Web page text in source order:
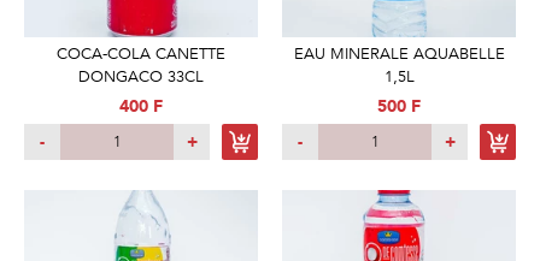
COCA-COLA CANETTE
DONGACO 33CL
400 F
-
+
EAU MINERALE AQUABELLE
1,5L
500 F
-
+